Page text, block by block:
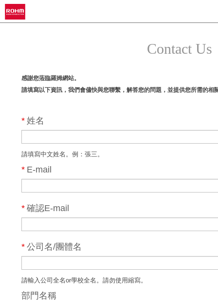
Contact Us
感謝您蒞臨羅姆網站。
請填寫以下資訊，我們會儘快與您聯繫，解答您的問題，並提供您所需的相
* 姓名
請填寫中文姓名。例：張三。
* E-mail
* 確認E-mail
* 公司名/團體名
請輸入公司全名or學校全名。請勿使用縮寫。
部門名稱